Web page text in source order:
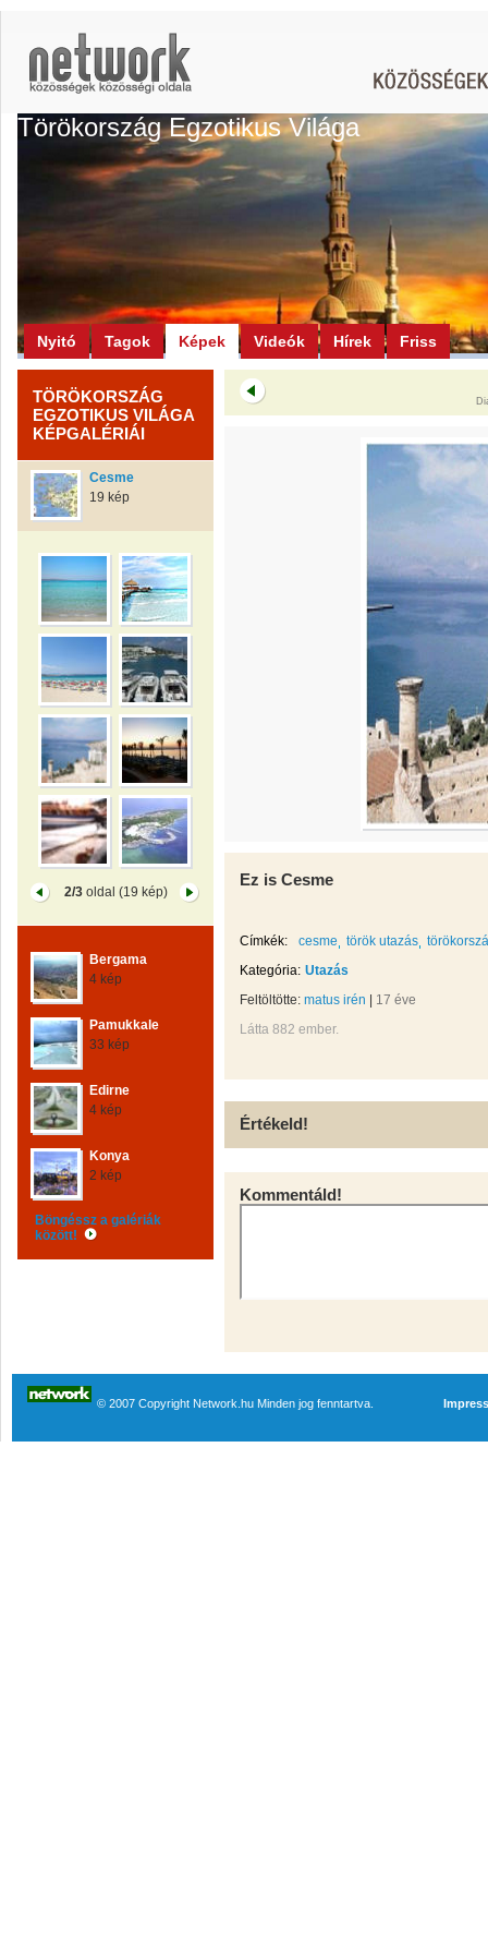
Törökország Egzotikus Világa
Nyitó Tagok Képek Videók Hírek Friss
TÖRÖKORSZÁG
EGZOTIKUS VILÁGA
KÉPGALÉRIÁI
Cesme
19 kép
2/3oldal (19 kép)
Bergama
4 kép
Pamukkale
33 kép
Edirne
4 kép
Konya
2 kép
Böngéssz a galériák
között!
Ez is Cesme
Címkék: cesme török utazás
Kategória: Utazás
Feltöltötte: matus irén
17 éve
Látta 882 ember.
Értékeld!
Kommentáld!
© 2007 Copyright Network.hu Minden jog fenntartva.